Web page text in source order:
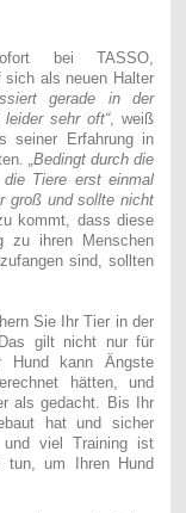
bei TASSO,
sich als neuen Halter
gerade in der
sehr oft“, weiß
seiner Erfahrung in
„Bedingt durch die
Tiere erst einmal
groß und sollte nicht
kommt, dass diese
zu ihren Menschen
sind, sollten
Sie Ihr Tier in der
gilt nicht nur für
Hund kann Ängste
hätten, und
als gedacht. Bis Ihr
hat und sicher
und viel Training ist
tun, um Ihren Hund